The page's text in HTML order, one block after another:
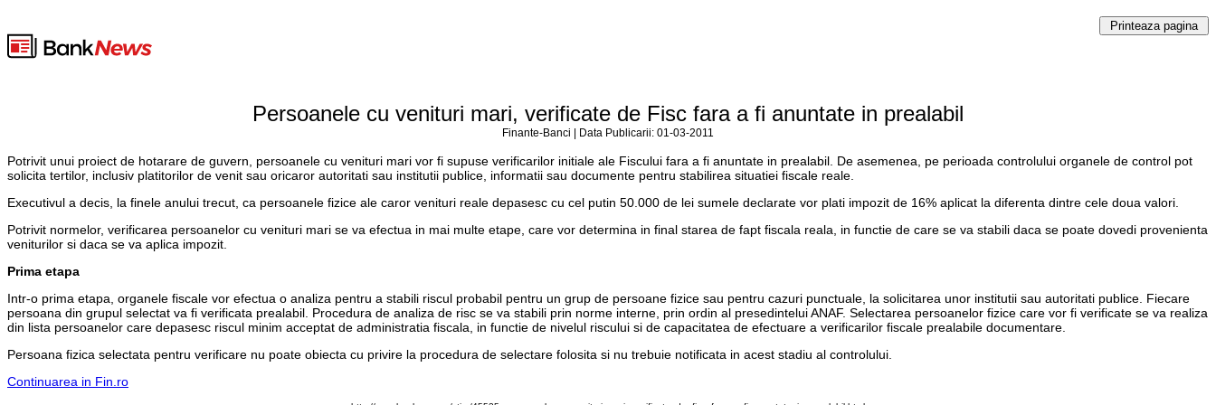
Persoanele cu venituri mari, verificate de Fisc fara a fi anuntate in prealabil
Finante-Banci | Data Publicarii: 01-03-2011
Potrivit unui proiect de hotarare de guvern, persoanele cu venituri mari vor fi supuse verificarilor initiale ale Fiscului fara a fi anuntate in prealabil. De asemenea, pe perioada controlului organele de control pot
solicita tertilor, inclusiv platitorilor de venit sau oricaror autoritati sau institutii publice, informatii sau documente pentru stabilirea situatiei fiscale reale.
Executivul a decis, la finele anului trecut, ca persoanele fizice ale caror venituri reale depasesc cu cel putin 50.000 de lei sumele declarate vor plati impozit de 16% aplicat la diferenta dintre cele doua valori.
Potrivit normelor, verificarea persoanelor cu venituri mari se va efectua in mai multe etape, care vor determina in final starea de fapt fiscala reala, in functie de care se va stabili daca se poate dovedi provenienta
veniturilor si daca se va aplica impozit.
Prima etapa
Intr-o prima etapa, organele fiscale vor efectua o analiza pentru a stabili riscul probabil pentru un grup de persoane fizice sau pentru cazuri punctuale, la solicitarea unor institutii sau autoritati publice. Fiecare
persoana din grupul selectat va fi verificata prealabil. Procedura de analiza de risc se va stabili prin norme interne, prin ordin al presedintelui ANAF. Selectarea persoanelor fizice care vor fi verificate se va realiza
din lista persoanelor care depasesc riscul minim acceptat de administratia fiscala, in functie de nivelul riscului si de capacitatea de efectuare a verificarilor fiscale prealabile documentare.
Persoana fizica selectata pentru verificare nu poate obiecta cu privire la procedura de selectare folosita si nu trebuie notificata in acest stadiu al controlului.
Continuarea in Fin.ro